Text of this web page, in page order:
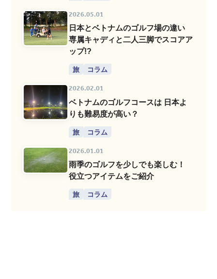
2026.05.01
日本とベトナムのゴルフ場の違い
専属キャディと二人三脚でスコアア
ップ!?
旅 コラム
2026.02.01
ベトナムのゴルフコースは 日本よ
りも難易度が高い？
旅 コラム
2026.01.01
雨季のゴルフを少しでも楽しむ！
役立つアイテムをご紹介
旅 コラム